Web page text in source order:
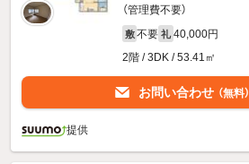
（管理費不要）
敷 不要 礼 40,000円
2階 / 3DK / 53.41㎡
お問い合わせ （無料）
提供